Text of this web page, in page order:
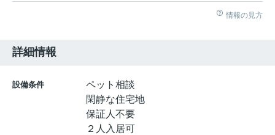
情報の見方
詳細情報
設備条件
ペット相談
閑静な住宅地
保証人不要
２人入居可